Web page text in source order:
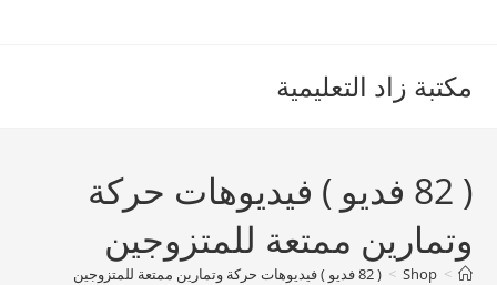
مكتبة زاد التعليمية
( 82 فديو ) فيديوهات حركة
وتمارين ممتعة للمتزوجين
>
Shop
> ( 82 فديو ) فيديوهات حركة وتمارين ممتعة للمتزوجين